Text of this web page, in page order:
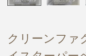
クリーンファ